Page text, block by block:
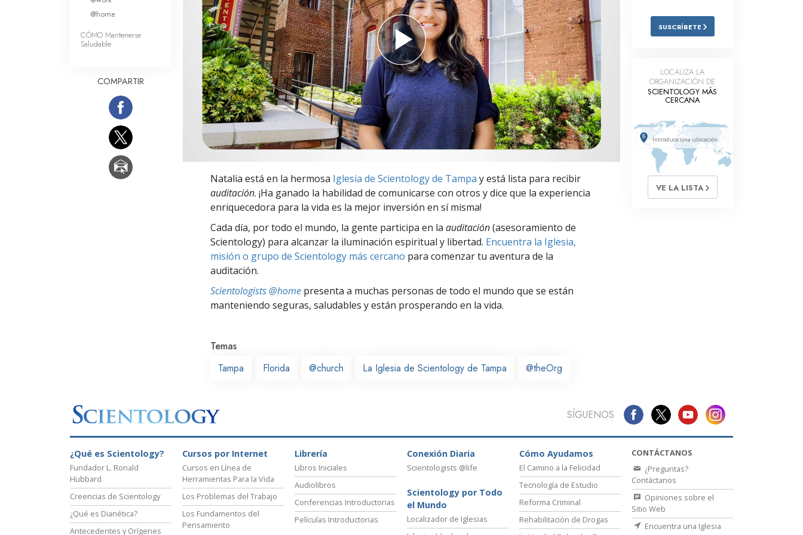
Amor y Odio: ¿Qué es Grandeza?
Respuestas a las Drogas
Los Niños
Herramientas para el Entorno Laboral
La Ética y las
Condiciones
La Causa de la Supresión
Investigaciones
Los Fundamentos de la Organización
Los Fundamentos de las Relaciones
Natalia está en la hermosa Iglesia de Scientology de Tampa y está lista para recibir
auditación. ¡Ha ganado la habilidad de comunicarse con otros y dice que la experiencia
enriquecedora para la vida es la mejor inversión en sí misma!
Cada día, por todo el mundo, la gente participa en la auditación(asesoramiento de
Scientology) para alcanzar la iluminación espiritual y libertad. Encuentra la Iglesia,
misión o grupo de Scientology más cercano para comenzar tu aventura de la
auditación.
Scientologists @home presenta a muchas personas de todo el mundo que se están
manteniendo seguras, saludables y están prosperando en la vida.
Temas
Tampa
Florida @church La Iglesia de Scientology de Tampa @theOrg
@home
CÓMO Mantenerse
Saludable
COMPARTIR
SUSCRÍBETE
LOCALIZA LA
ORGANIZACIÓN DE
SCIENTOLOGY MÁS
CERCANA
VE LA LISTA
SÍGUENOS
¿Qué es Scientology?
Fundador L. Ronald
Hubbard
Creencias de Scientology
¿Qué es Dianética?
Antecedentes y Orígenes
Cursos por Internet
Cursos en Línea de
Herramientas Para la Vida
Los Problemas del Trabajo
Los Fundamentos del
Pensamiento
Librería
Libros Iniciales
Audiolibros
Conferencias Introductorias
Películas Introductorias
Conexión Diaria
Scientologists @life
Scientology por Todo
el Mundo
Localizador de Iglesias
Cómo Ayudamos
El Camino a la Felicidad
Tecnología de Estudio
Reforma Criminal
Rehabilitación de Drogas
CONTÁCTANOS
¿Preguntas?
Contáctanos
Opiniones sobre el
Sitio Web
Encuentra una Iglesia